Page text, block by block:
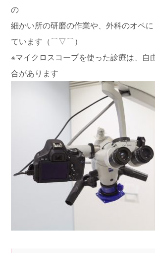
の
細かい所の研磨の作業や、外科のオペ
ています（⌒▽⌒）
※マイクロスコープを使った診療は、自
合があります